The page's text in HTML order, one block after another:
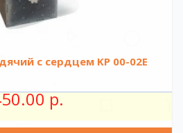
с сердцем KР 00-02E
р.